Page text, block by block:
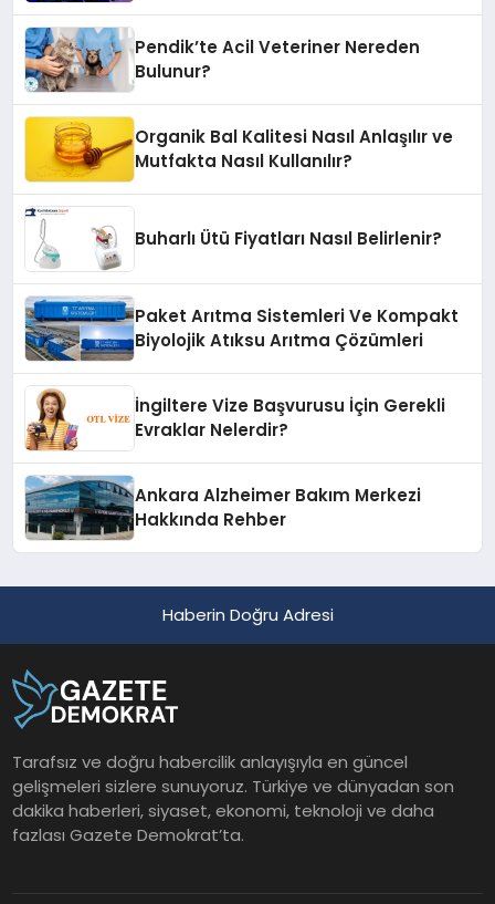
Pendik’te Acil Veteriner Nereden
Bulunur?
Organik Bal Kalitesi Nasıl Anlaşılır ve
Mutfakta Nasıl Kullanılır?
Buharlı Ütü Fiyatları Nasıl Belirlenir?
Paket Arıtma Sistemleri Ve Kompakt
Biyolojik Atıksu Arıtma Çözümleri
İngiltere Vize Başvurusu İçin Gerekli
Evraklar Nelerdir?
Ankara Alzheimer Bakım Merkezi
Hakkında Rehber
Haberin Doğru Adresi
Tarafsız ve doğru habercilik anlayışıyla en güncel
gelişmeleri sizlere sunuyoruz. Türkiye ve dünyadan son
dakika haberleri, siyaset, ekonomi, teknoloji ve daha
fazlası Gazete Demokrat’ta.